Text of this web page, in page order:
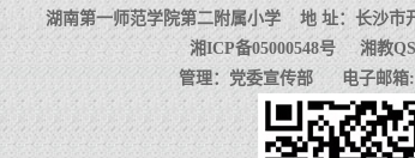
湖南第一师范学院第二附属小学 地 址：长沙市
湘ICP备05000548号 湘教
管理：党委宣传部 电子邮箱